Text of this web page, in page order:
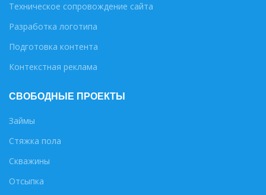
Техническое сопровождение сайта
Разработка логотипа
Подготовка контента
Контекстная реклама
СВОБОДНЫЕ ПРОЕКТЫ
Займы
Стяжка пола
Скважины
Отсыпка